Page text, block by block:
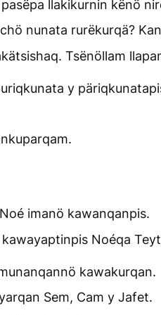
pasëpa llakikurnin kënö
nunata rurëkurqä?
Tsënöllam
y
imanö kawanqanpis.
Noéqa
kawakurqan.
Sem, Cam y Jafet.